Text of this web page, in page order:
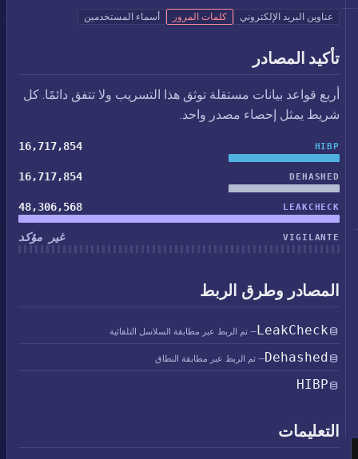
عناوين البريد الإلكتروني كلمات المرور أسماء المستخدمين
تأكيد المصادر
أربع قواعد بيانات مستقلة توثق هذا التسريب ولا تتفق دائمًا. كل
شريط يمثل إحصاء مصدر واحد.
HIBP
16,717,854
DEHASHED
16,717,854
LEAKCHECK
48,306,568
VIGILANTE غير مؤكد
المصادر وطرق الربط
LeakCheck— تم الربط عبر مطابقة السلاسل التلقائية
Dehashed— تم الربط عبر مطابقة النطاق
HIBP
التعليمات